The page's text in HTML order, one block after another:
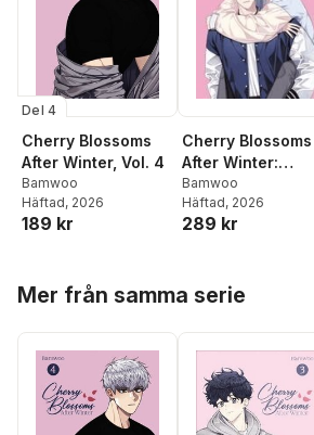
Del 4
Cherry Blossoms
After Winter, Vol. 4
Bamwoo
Häftad, 2026
189 kr
Cherry Blossoms
After Winter:
Volume 5
Bamwoo
Häftad, 2026
289 kr
Mer från samma serie